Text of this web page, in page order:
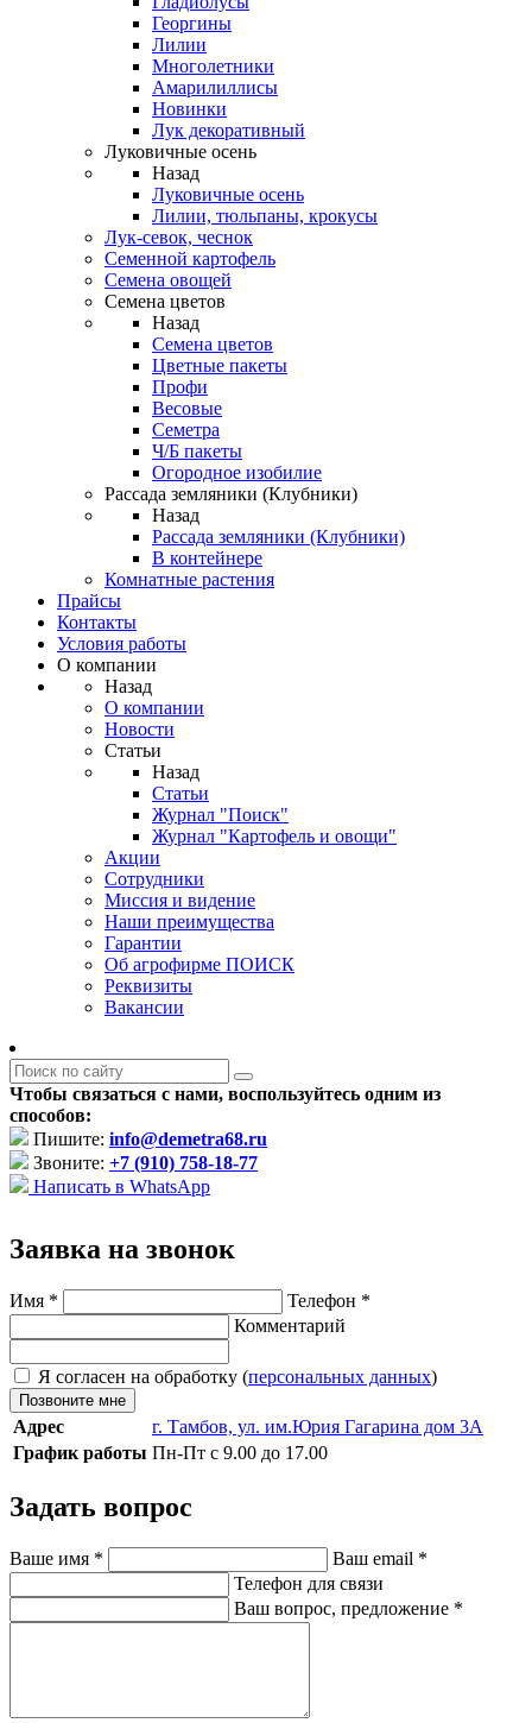
Георгины
Лилии
Многолетники
Амарилиллисы
Новинки
Лук декоративный
Луковичные осень
Назад
Луковичные осень
Лилии, тюльпаны, крокусы
Лук-севок, чеснок
Семенной картофель
Семена овощей
Семена цветов
Назад
Семена цветов
Цветные пакеты
Профи
Весовые
Семетра
Ч/Б пакеты
Огородное изобилие
Рассада земляники (Клубники)
Назад
Рассада земляники (Клубники)
В контейнере
Комнатные растения
Прайсы
Контакты
Условия работы
О компании
Назад
О компании
Новости
Статьи
Назад
Статьи
Журнал "Поиск"
Журнал "Картофель и овощи"
Акции
Сотрудники
Миссия и видение
Наши преимущества
Гарантии
Об агрофирме ПОИСК
Реквизиты
Вакансии
Чтобы связаться с нами, воспользуйтесь одним из
способов:
Пишите: info@demetra68.ru
Звоните: +7 (910) 758-18-77
Написать в WhatsApp
Заявка на звонок
Имя * Телефон *
Комментарий
Я согласен на обработку (персональных данных)
Позвоните мне
Адрес
г. Тамбов, ул. им.Юрия Гагарина дом 3А
График работы Пн-Пт с 9.00 до 17.00
Задать вопрос
Ваше имя * Ваш email *
Телефон для связи
Ваш вопрос, предложение *